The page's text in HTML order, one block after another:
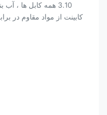
3.10 همه کابل ها ،
کابینت از مواد مقاوم در